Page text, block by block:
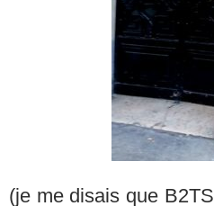
(je me disais que